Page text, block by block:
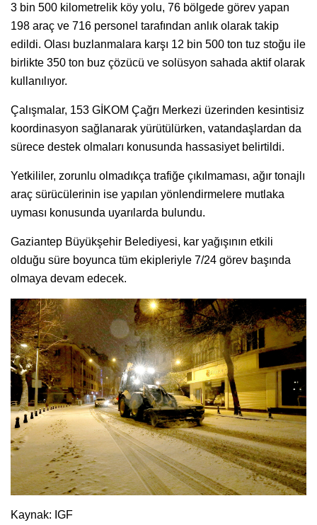
3 bin 500 kilometrelik köy yolu, 76 bölgede görev yapan
198 araç ve 716 personel tarafından anlık olarak takip
edildi. Olası buzlanmalara karşı 12 bin 500 ton tuz stoğu ile
birlikte 350 ton buz çözücü ve solüsyon sahada aktif olarak
kullanılıyor.
Çalışmalar, 153 GİKOM Çağrı Merkezi üzerinden kesintisiz
koordinasyon sağlanarak yürütülürken, vatandaşlardan da
sürece destek olmaları konusunda hassasiyet belirtildi.
Yetkililer, zorunlu olmadıkça trafiğe çıkılmaması, ağır tonajlı
araç sürücülerinin ise yapılan yönlendirmelere mutlaka
uyması konusunda uyarılarda bulundu.
Gaziantep Büyükşehir Belediyesi, kar yağışının etkili
olduğu süre boyunca tüm ekipleriyle 7/24 görev başında
olmaya devam edecek.
Kaynak: IGF